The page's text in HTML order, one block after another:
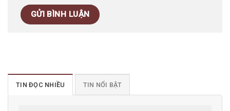
TIN ĐỌC NHIỀU TIN NỔI BẬT